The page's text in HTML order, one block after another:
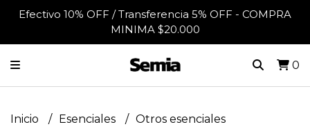
Efectivo 10% OFF / Transferencia 5% OFF - COMPRA
MINIMA $20.000
0
Inicio Esenciales Otros esenciales